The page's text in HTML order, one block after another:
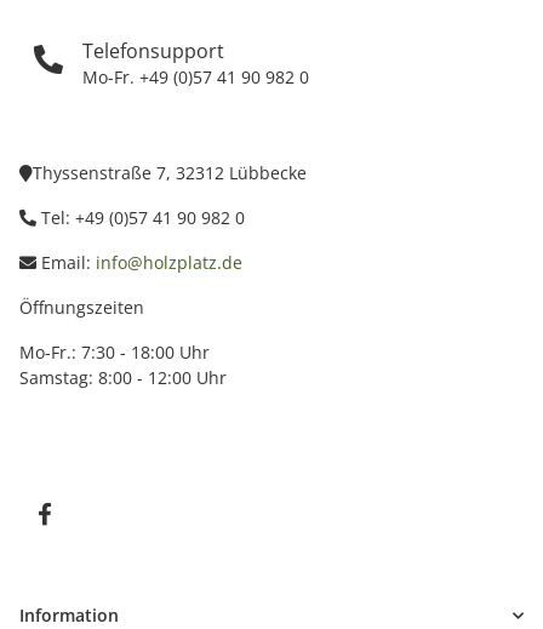
Telefonsupport
Mo-Fr. +49 (0)57 41 90 982 0
Thyssenstraße 7, 32312 Lübbecke
Tel: +49 (0)57 41 90 982 0
Email: info@holzplatz.de
Öffnungszeiten
Mo-Fr.: 7:30 - 18:00 Uhr
Samstag: 8:00 - 12:00 Uhr
Information